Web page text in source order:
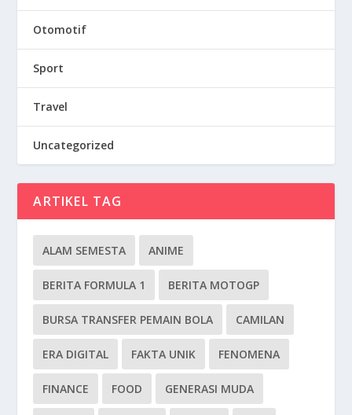
Otomotif
Sport
Travel
Uncategorized
ARTIKEL TAG
ALAM SEMESTA ANIME
BERITA FORMULA 1 BERITA MOTOGP
BURSA TRANSFER PEMAIN BOLA CAMILAN
ERA DIGITAL FAKTA UNIK FENOMENA
FINANCE FOOD GENERASI MUDA